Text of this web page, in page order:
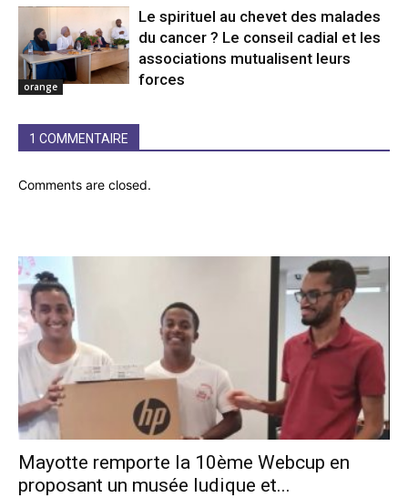
orange
Le spirituel au chevet des malades
du cancer ? Le conseil cadial et les
associations mutualisent leurs
forces
1 COMMENTAIRE
Comments are closed.
Mayotte remporte la 10ème Webcup en
proposant un musée ludique et...